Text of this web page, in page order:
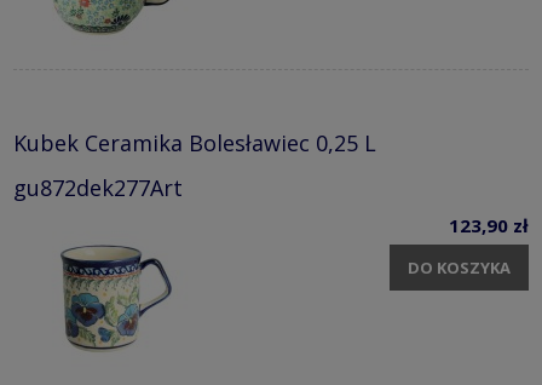
Kubek Ceramika Bolesławiec 0,25 L
gu872dek277Art
123,90 zł
DO KOSZYKA